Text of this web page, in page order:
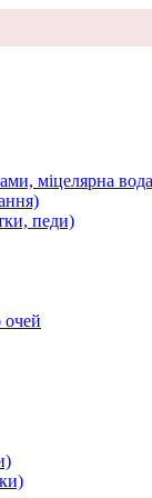
міцелярна
педи)
очей